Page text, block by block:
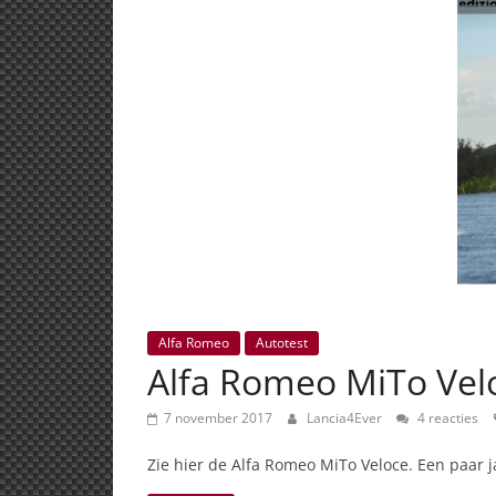
Alfa Romeo Autotest
Alfa Romeo MiTo
7 november 2017 Lancia4Ever 4 reacties
Zie hier de Alfa Romeo MiTo Veloce. Een